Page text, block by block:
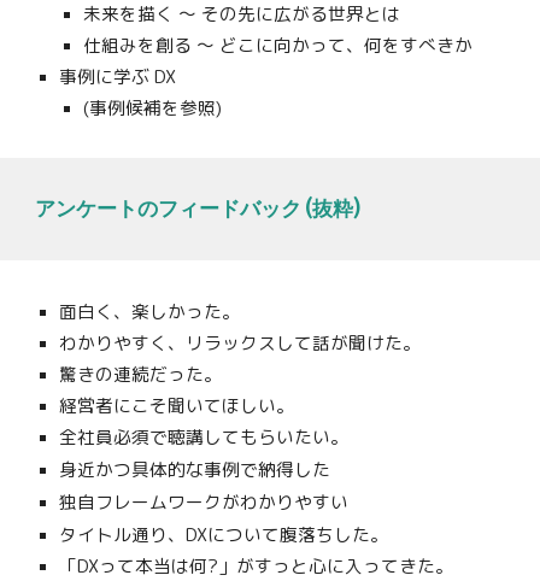
未来を描く 〜 その先に広がる世界とは
仕組みを創る 〜 どこに向かって、何をすべきか
事例に学ぶ DX
(事例候補を参照)
アンケートのフィードバック (抜粋)
面白く、楽しかった。
わかりやすく、リラックスして話が聞けた。
驚きの連続だった。
経営者にこそ聞いてほしい。
全社員必須で聴講してもらいたい。
身近かつ具体的な事例で納得した
独自フレームワークがわかりやすい
タイトル通り、DXについて腹落ちした。
「DXって本当は何?」がすっと心に入ってきた。